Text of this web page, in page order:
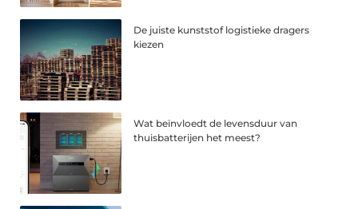
De juiste kunststof logistieke dragers
kiezen
Wat beïnvloedt de levensduur van
thuisbatterijen het meest?